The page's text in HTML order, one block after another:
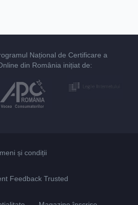
Național de Certificare a
din România inițiat de:
și condiții
Feedback Trusted